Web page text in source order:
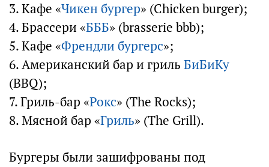
3. Кафе «Чикен бургер» (Chicken burger);
4. Брассери «БББ» (brasserie bbb);
5. Кафе «Френдли бургерс»;
6. Американский бар и гриль БиБиКу
(BBQ);
7. Гриль-бар «Рокс» (The Rocks);
8. Мясной бар «Гриль» (The Grill).
Бургеры были зашифрованы под